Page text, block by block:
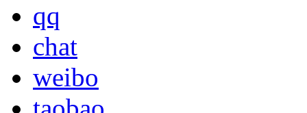
qq
chat
weibo